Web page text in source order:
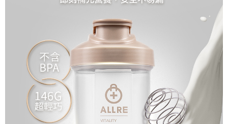
查看運費
查看運費